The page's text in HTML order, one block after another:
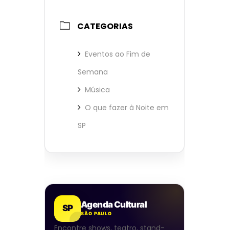
CATEGORIAS
Eventos ao Fim de
Semana
Música
O que fazer à Noite em
SP
SP Agenda Cultural
SÃO PAULO
Encontre shows, teatro, stand-